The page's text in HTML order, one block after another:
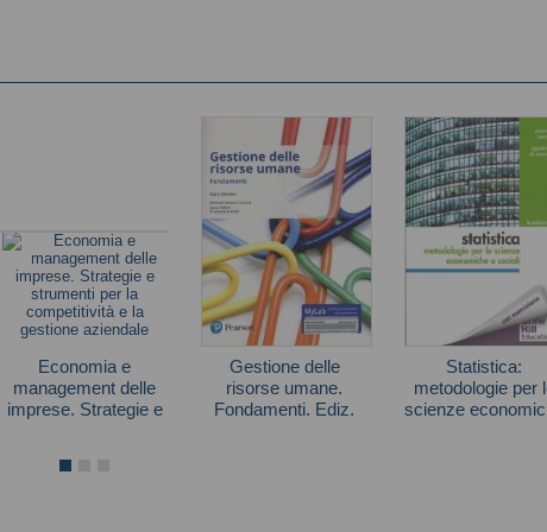
Economia e
management delle
imprese. Strategie e
gestione aziendale
Gestione delle
risorse umane.
Fondamenti. Ediz.
Statistica:
metodologie per
scienze